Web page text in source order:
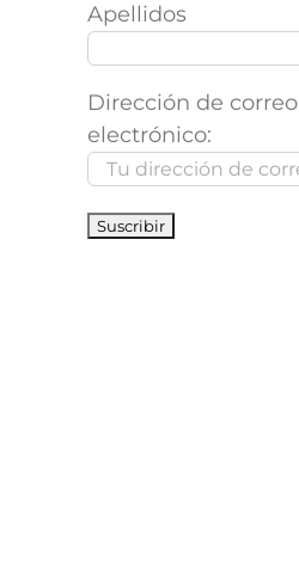
Apellidos
Dirección de correo
electrónico: